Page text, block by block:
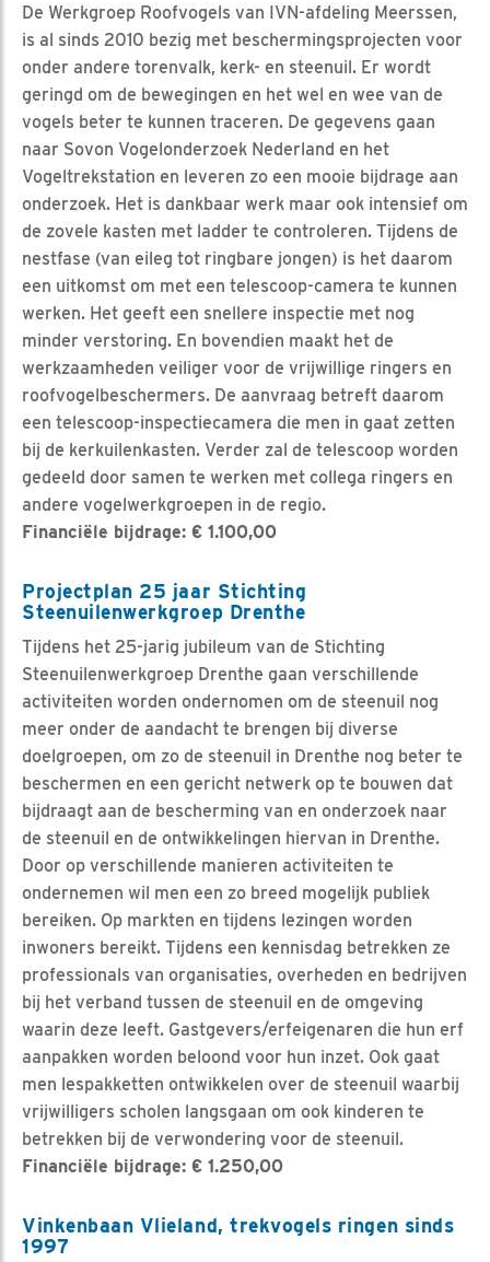
De Werkgroep Roofvogels van IVN-afdeling Meerssen,
is al sinds 2010 bezig met beschermingsprojecten voor
onder andere torenvalk, kerk- en steenuil. Er wordt
geringd om de bewegingen en het wel en wee van de
vogels beter te kunnen traceren. De gegevens gaan
naar Sovon Vogelonderzoek Nederland en het
Vogeltrekstation en leveren zo een mooie bijdrage aan
onderzoek. Het is dankbaar werk maar ook intensief om
de zovele kasten met ladder te controleren. Tijdens de
nestfase (van eileg tot ringbare jongen) is het daarom
een uitkomst om met een telescoop-camera te kunnen
werken. Het geeft een snellere inspectie met nog
minder verstoring. En bovendien maakt het de
werkzaamheden veiliger voor de vrijwillige ringers en
roofvogelbeschermers. De aanvraag betreft daarom
een telescoop-inspectiecamera die men in gaat zetten
bij de kerkuilenkasten. Verder zal de telescoop worden
gedeeld door samen te werken met collega ringers en
andere vogelwerkgroepen in de regio.
Financiële bijdrage: € 1.100,00
Projectplan 25 jaar Stichting
Steenuilenwerkgroep Drenthe
Tijdens het 25-jarig jubileum van de Stichting
Steenuilenwerkgroep Drenthe gaan verschillende
activiteiten worden ondernomen om de steenuil nog
meer onder de aandacht te brengen bij diverse
doelgroepen, om zo de steenuil in Drenthe nog beter te
beschermen en een gericht netwerk op te bouwen dat
bijdraagt aan de bescherming van en onderzoek naar
de steenuil en de ontwikkelingen hiervan in Drenthe.
Door op verschillende manieren activiteiten te
ondernemen wil men een zo breed mogelijk publiek
bereiken. Op markten en tijdens lezingen worden
inwoners bereikt. Tijdens een kennisdag betrekken ze
professionals van organisaties, overheden en bedrijven
bij het verband tussen de steenuil en de omgeving
waarin deze leeft. Gastgevers/erfeigenaren die hun erf
aanpakken worden beloond voor hun inzet. Ook gaat
men lespakketten ontwikkelen over de steenuil waarbij
vrijwilligers scholen langsgaan om ook kinderen te
betrekken bij de verwondering voor de steenuil.
Financiële bijdrage: € 1.250,00
Vinkenbaan Vlieland, trekvogels ringen sinds
1997